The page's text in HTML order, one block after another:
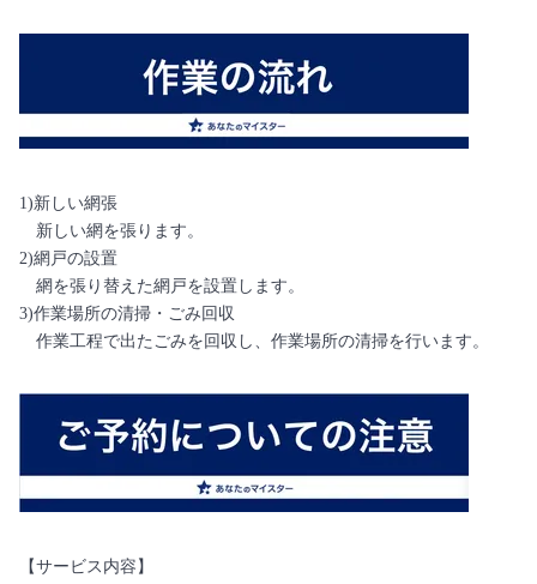
1)新しい網張
新しい網を張ります。
2)網戸の設置
網を張り替えた網戸を設置します。
3)作業場所の清掃・ごみ回収
作業工程で出たごみを回収し、作業場所の清掃を行います。
【サービス内容】